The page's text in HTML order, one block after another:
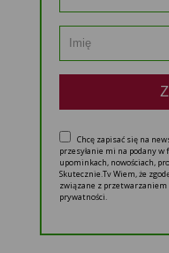
Chcę zapisać się na
przesyłanie mi na podany
upominkach, nowościach,
Skutecznie.Tv Wiem, że
związane z przetwarzaniem
prywatności.